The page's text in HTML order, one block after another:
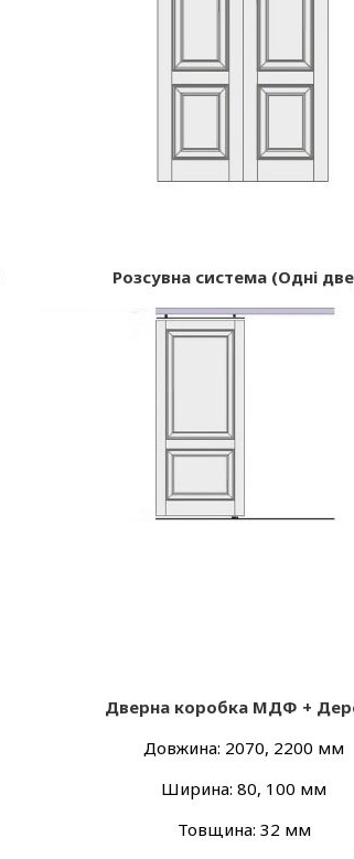
Розсувна система (Одні
Дверна коробка МДФ +
Довжина: 2070, 2200 мм
Ширина: 80, 100 мм
Товщина: 32 мм